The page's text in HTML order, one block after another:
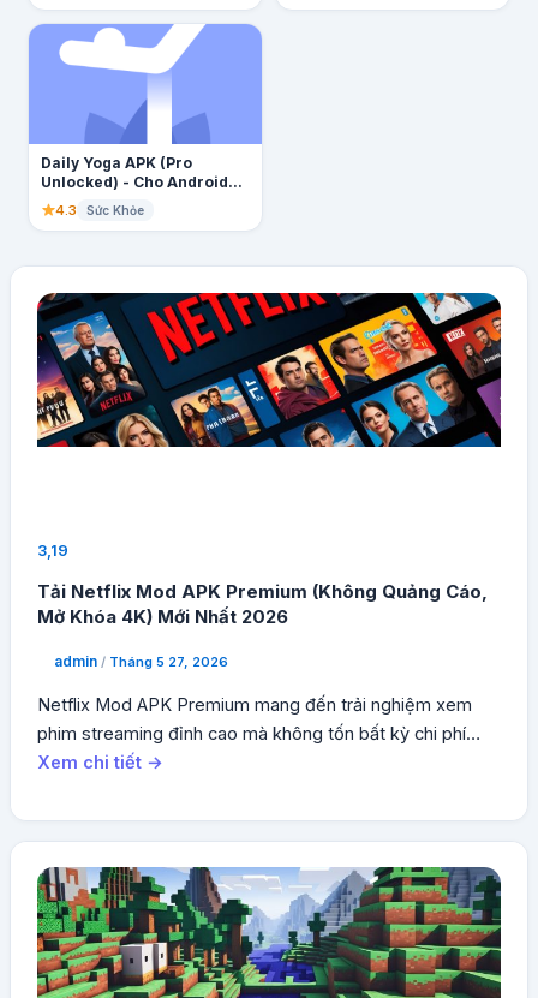
Daily Yoga APK (Pro
Unlocked) - Cho Android...
4.3 Sức Khỏe
3,19
Tải Netflix Mod APK Premium (Không Quảng Cáo,
Mở Khóa 4K) Mới Nhất 2026
admin / Tháng 5 27, 2026
Netflix Mod APK Premium mang đến trải nghiệm xem
phim streaming đỉnh cao mà không tốn bất kỳ chi phí…
Xem chi tiết →